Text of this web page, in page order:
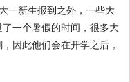
一新生报到之外，一些大
一个暑假的时间，很多大
因此他们会在开学之后，